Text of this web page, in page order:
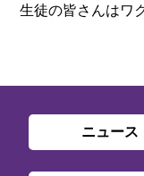
生徒の皆さんはワ
ニュース